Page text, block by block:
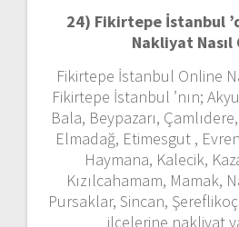
24) Fikirtepe İstanbul
Nakliyat Nasıl
Fikirtepe İstanbul Online
Fikirtepe İstanbul ’nın;
Bala, Beypazarı,
Elmadağ, Etimesgut ,
Haymana, Kalecik,
Kızılcahamam, Mamak,
Pursaklar, Sincan,
ilçelerine nakliyat